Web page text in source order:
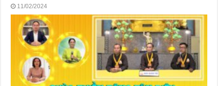
11/02/2024